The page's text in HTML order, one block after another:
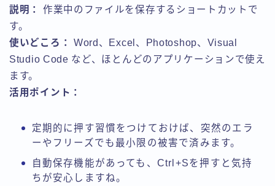
プライバシーポリシー
プロフィール
メニュー
利用規約／特定商取引法に基づく表記
有料記事の決済完了ページ
運営者情報
説明：
作業中のファイルを保存するショートカットで
す。
使いどころ：
Word、Excel、Photoshop、Visual
Studio Code など、ほとんどのアプリケーションで使え
ます。
活用ポイント：
定期的に押す習慣をつけておけば、突然のエラ
ーやフリーズでも最小限の被害で済みます。
自動保存機能があっても、Ctrl+Sを押すと気持
ちが安心しますね。